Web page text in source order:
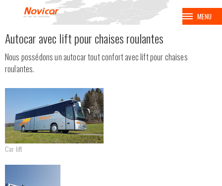
MENU
BALADES
VOYAGES
BALNÉAIRES
Autocar avec lift pour chaises roulantes
Nous possédons un autocar tout confort avec lift pour chaises
roulantes.
Car lift